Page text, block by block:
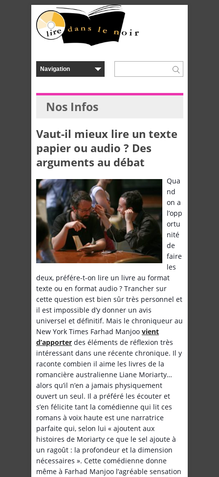
Nos Infos
Vaut-il mieux lire un texte
papier ou audio ? Des
arguments au débat
Qua
nd
on a
l’opp
ortu
nité
de
faire
les
deux, préfére-t-on lire un livre au format
texte ou en format audio ? Trancher sur
cette question est bien sûr très personnel et
il est impossible d’y donner un avis
universel et définitif. Mais le chroniqueur au
New York Times Farhad Manjoo vient
d’apporter des éléments de réflexion très
intéressant dans une récente chronique. Il y
raconte combien il aime les livres de la
romancière australienne Liane Moriarty…
alors qu’il n’en a jamais physiquement
ouvert un seul. Il a préféré les écouter et
s’en félicite tant la comédienne qui lit ces
romans à voix haute est une narratrice
parfaite qui, selon lui « ajoutent aux
histoires de Moriarty ce que le sel ajoute à
un ragoût : la profondeur et la dimension
nécessaires ». Cette comédienne donne
même à Farhad Manjoo l’agréable sensation